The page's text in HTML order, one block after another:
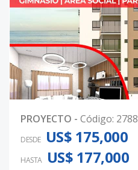
PROYECTO - Código: 2788
DESDE US$ 175,000
HASTA US$ 177,000